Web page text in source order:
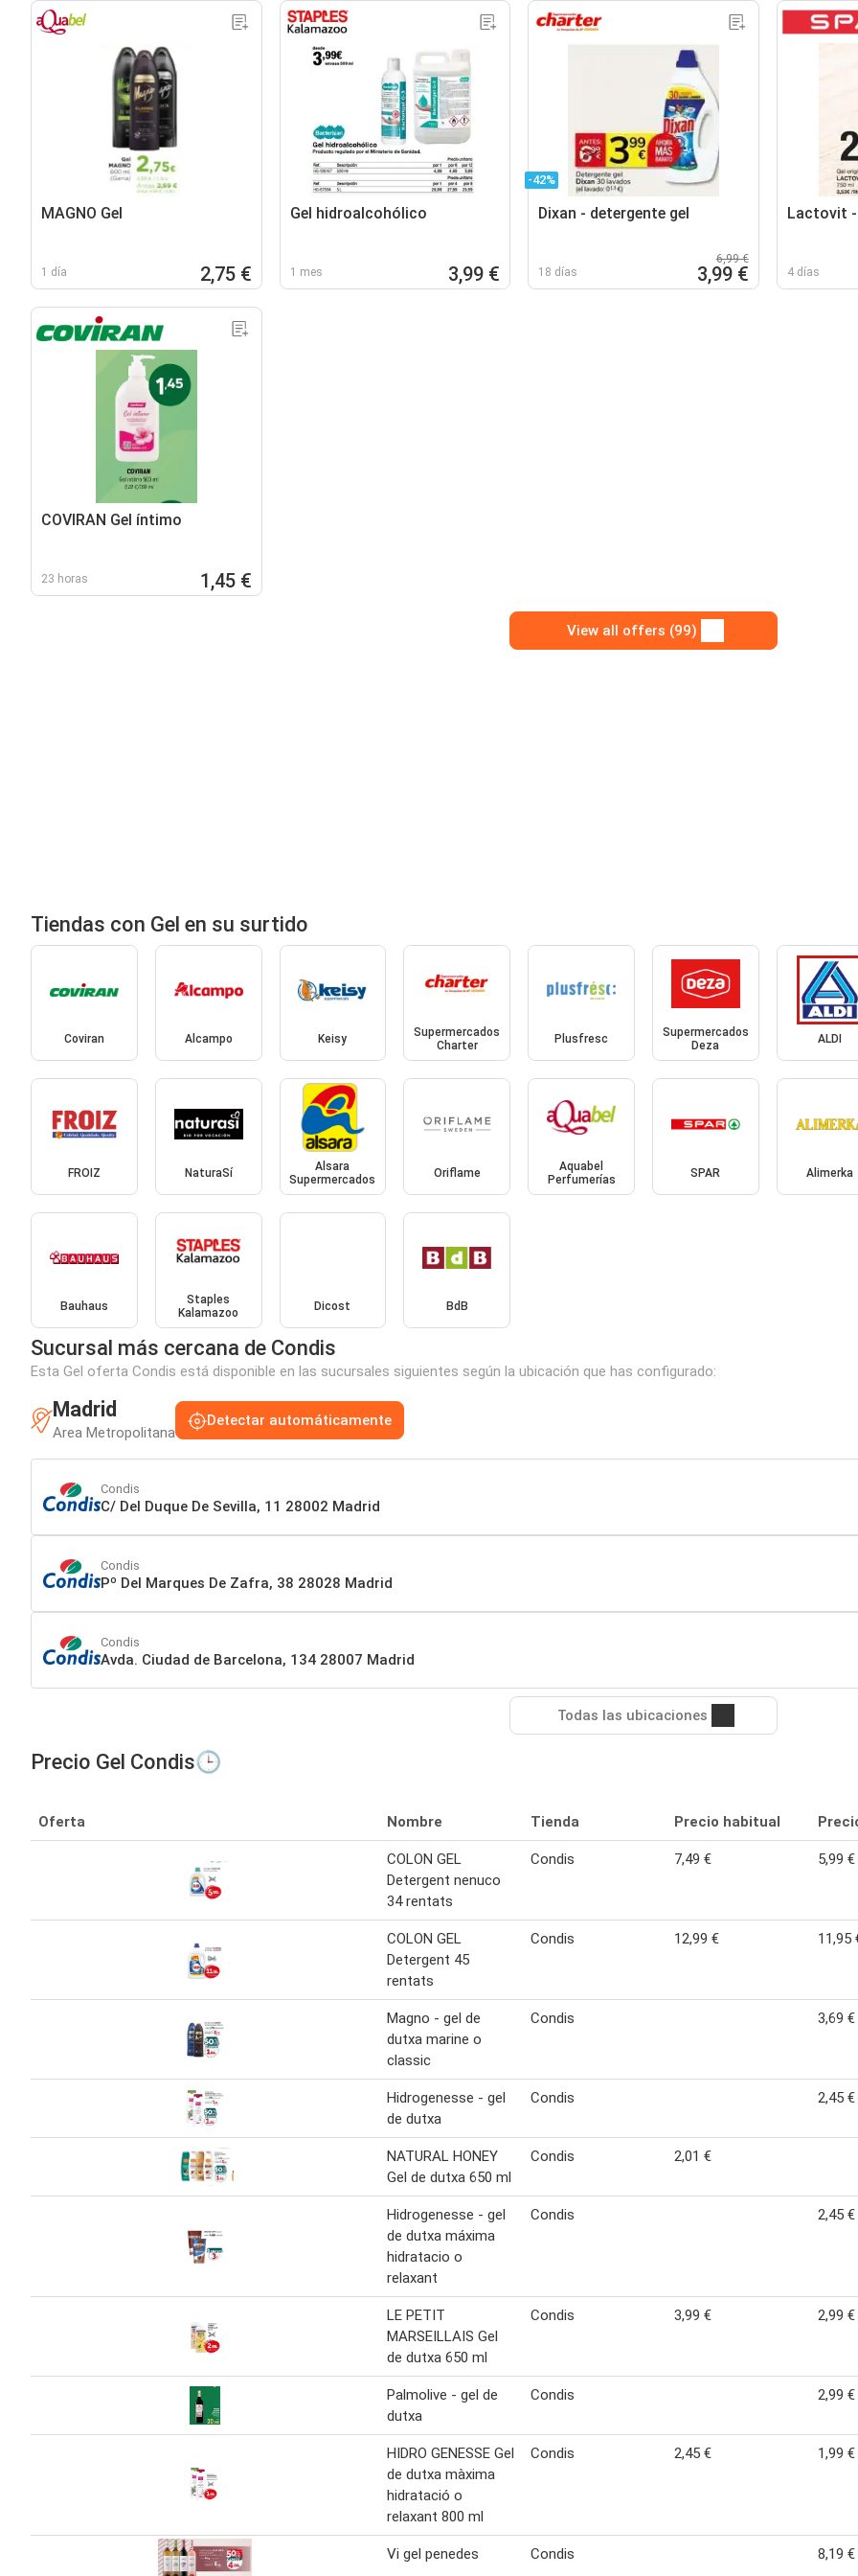
MAGNO Gel
1 día 2,75 €
Gel hidroalcohólico
1 mes 3,99 €
-42%
Dixan - detergente gel
18 días
6,99 €
3,99 €
Lactovit
4 días
COVIRAN Gel íntimo
23 horas 1,45 €
View all offers (99)
Tiendas con Gel en su surtido
Coviran Alcampo Keisy
Supermercados
Charter
Plusfresc
Supermercados
Deza
ALDI
FROIZ NaturaSí
Alsara
Supermercados
Oriflame
Aquabel
Perfumerías
SPAR Alimerka
Bauhaus
Staples
Kalamazoo
Dicost BdB
Sucursal más cercana de Condis
Esta Gel oferta Condis está disponible en las sucursales siguientes según la ubicación que has configurado:
Madrid
Area Metropolitana
Detectar automáticamente
Condis
C/ Del Duque De Sevilla, 11 28002 Madrid
Condis
Pº Del Marques De Zafra, 38 28028 Madrid
Condis
Avda. Ciudad de Barcelona, 134 28007 Madrid
Todas las ubicaciones
Precio Gel Condis🕒
Oferta Nombre Tienda Precio habitual
COLON GEL
Detergent nenuco
34 rentats
Condis 7,49 € 5,99 €
COLON GEL
Detergent 45
rentats
Condis 12,99 € 11,95
Magno - gel de
dutxa marine o
classic
Condis 3,69 €
Hidrogenesse - gel
de dutxa
Condis 2,45 €
NATURAL HONEY
Gel de dutxa 650 ml
Condis 2,01 €
Hidrogenesse - gel
de dutxa máxima
hidratacio o
relaxant
Condis 2,45 €
LE PETIT
MARSEILLAIS Gel
de dutxa 650 ml
Condis 3,99 € 2,99 €
Palmolive - gel de
dutxa
Condis 2,99 €
HIDRO GENESSE Gel
de dutxa màxima
hidratació o
relaxant 800 ml
Condis 2,45 € 1,99 €
Vi gel penedes Condis 8,19 €